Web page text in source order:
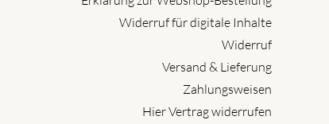
Widerruf für digitale Inhalte
Widerruf
Versand & Lieferung
Zahlungsweisen
Hier Vertrag widerrufen